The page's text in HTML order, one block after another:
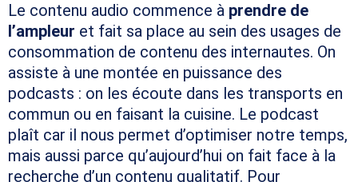
Le contenu audio commence à prendre de
l’ampleur et fait sa place au sein des usages de
consommation de contenu des internautes. On
assiste à une montée en puissance des
podcasts : on les écoute dans les transports en
commun ou en faisant la cuisine. Le podcast
plaît car il nous permet d’optimiser notre temps,
mais aussi parce qu’aujourd’hui on fait face à la
recherche d’un contenu qualitatif. Pour